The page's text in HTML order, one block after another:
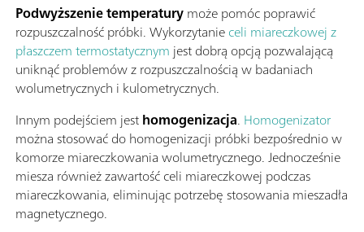
Podwyższenie temperaturymoże pomóc poprawić
rozpuszczalność próbki. Wykorzytanieceli miareczkowej z
płaszczem termostatycznym jest dobrą opcją pozwalającą
uniknąć problemów z rozpuszczalnością w badaniach
wolumetrycznych i kulometrycznych.
Innym podejściem jesthomogenizacja. Homogenizator
można stosować do homogenizacji próbki bezpośrednio w
komorze miareczkowania wolumetrycznego. Jednocześnie
miesza również zawartość celi miareczkowej podczas
miareczkowania, eliminując potrzebę stosowania mieszadła
magnetycznego.